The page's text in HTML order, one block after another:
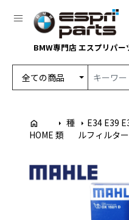
BMW専門店 エスプリパー
home
HOME
arrow_right 種
類
arrow_right E34 E39
ルフィルター